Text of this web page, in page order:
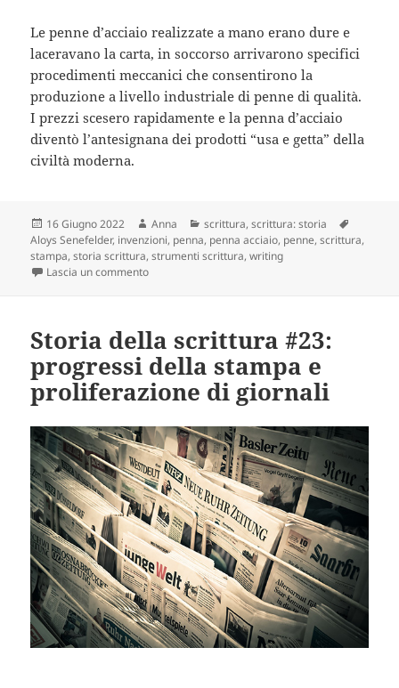
Le penne d’acciaio realizzate a mano erano dure e
laceravano la carta, in soccorso arrivarono specifici
procedimenti meccanici che consentirono la
produzione a livello industriale di penne di qualità.
I prezzi scesero rapidamente e la penna d’acciaio
diventò l’antesignana dei prodotti “usa e getta” della
civiltà moderna.
Scritto
il
16 Giugno 2022 Autore
Anna Categorie
scrittura,scrittura: storia
Aloys Senefelder, invenzioni, penna, penna acciaio, penne,scrittura,
stampa,storia scrittura,strumenti scrittura,writing
Lascia un commentosu Storia della scrittura #24: si ritorna alla penna,
Storia della scrittura #23:
progressi della stampa e
proliferazione di giornali